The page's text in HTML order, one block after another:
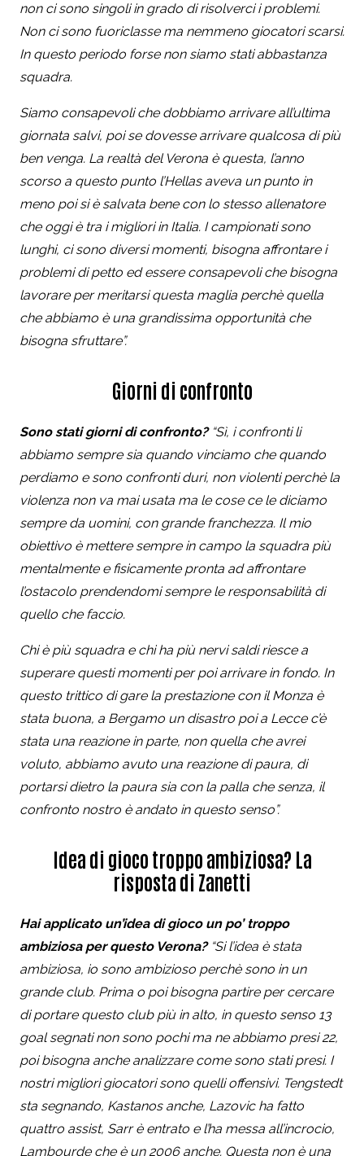
non ci sono singoli in grado di risolverci i problemi.
Non ci sono fuoriclasse ma nemmeno giocatori scarsi.
In questo periodo forse non siamo stati abbastanza
squadra.
Siamo consapevoli che dobbiamo arrivare all’ultima
giornata salvi, poi se dovesse arrivare qualcosa di più
ben venga. La realtà del Verona è questa, l’anno
scorso a questo punto l’Hellas aveva un punto in
meno poi si è salvata bene con lo stesso allenatore
che oggi è tra i migliori in Italia. I campionati sono
lunghi, ci sono diversi momenti, bisogna affrontare i
problemi di petto ed essere consapevoli che bisogna
lavorare per meritarsi questa maglia perchè quella
che abbiamo è una grandissima opportunità che
bisogna sfruttare”.
Giorni di confronto
Sono stati giorni di confronto? “Sì, i confronti li
abbiamo sempre sia quando vinciamo che quando
perdiamo e sono confronti duri, non violenti perchè la
violenza non va mai usata ma le cose ce le diciamo
sempre da uomini, con grande franchezza. Il mio
obiettivo è mettere sempre in campo la squadra più
mentalmente e fisicamente pronta ad affrontare
l’ostacolo prendendomi sempre le responsabilità di
quello che faccio.
Chi è più squadra e chi ha più nervi saldi riesce a
superare questi momenti per poi arrivare in fondo. In
questo trittico di gare la prestazione con il Monza è
stata buona, a Bergamo un disastro poi a Lecce c’è
stata una reazione in parte, non quella che avrei
voluto, abbiamo avuto una reazione di paura, di
portarsi dietro la paura sia con la palla che senza, il
confronto nostro è andato in questo senso”.
Idea di gioco troppo ambiziosa? La
risposta di Zanetti
Hai applicato un’idea di gioco un po’ troppo
ambiziosa per questo Verona? “Si l’idea è stata
ambiziosa, io sono ambizioso perchè sono in un
grande club. Prima o poi bisogna partire per cercare
di portare questo club più in alto, in questo senso 13
goal segnati non sono pochi ma ne abbiamo presi 22,
poi bisogna anche analizzare come sono stati presi. I
nostri migliori giocatori sono quelli offensivi. Tengstedt
sta segnando, Kastanos anche, Lazovic ha fatto
quattro assist, Sarr è entrato e l’ha messa all’incrocio,
Lambourde che è un 2006 anche. Questa non è una